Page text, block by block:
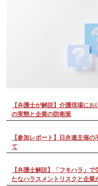
【弁護士が解説】介護現場に
の実態と企業の防衛策
【参加レポート】日弁連主催
て
【弁護士解説】「フキハラ」
たなハラスメントリスクと企業